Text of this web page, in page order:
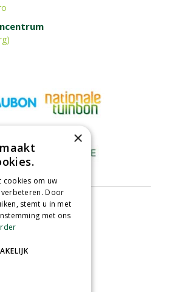
×
cookies om uw
Door
stemt u in met
met ons